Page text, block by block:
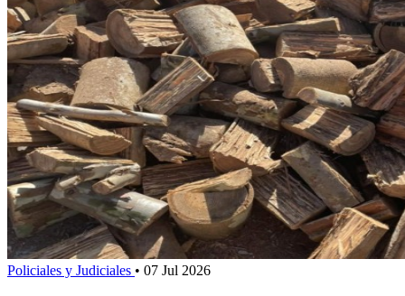
Policiales y Judiciales • 07 Jul 2026